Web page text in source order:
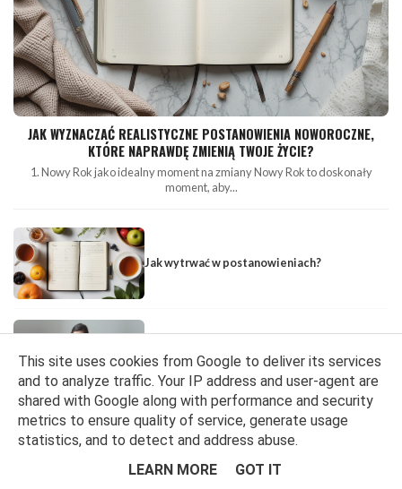
JAK WYZNACZAĆ REALISTYCZNE POSTANOWIENIA NOWOROCZNE,
KTÓRE NAPRAWDĘ ZMIENIĄ TWOJE ŻYCIE?
1. Nowy Rok jako idealny moment na zmiany Nowy Rok to doskonały
moment, aby...
Jak wytrwać w postanowieniach?
#dajwlos i prosty, darmowy sposób, w który
Ty też możesz pomóc :)
Rzeczy, które warto zrobić w Nowym Roku
This site uses cookies from Google to deliver its services
and to analyze traffic. Your IP address and user-agent are
shared with Google along with performance and security
metrics to ensure quality of service, generate usage
statistics, and to detect and address abuse.
LEARN MORE
GOT IT